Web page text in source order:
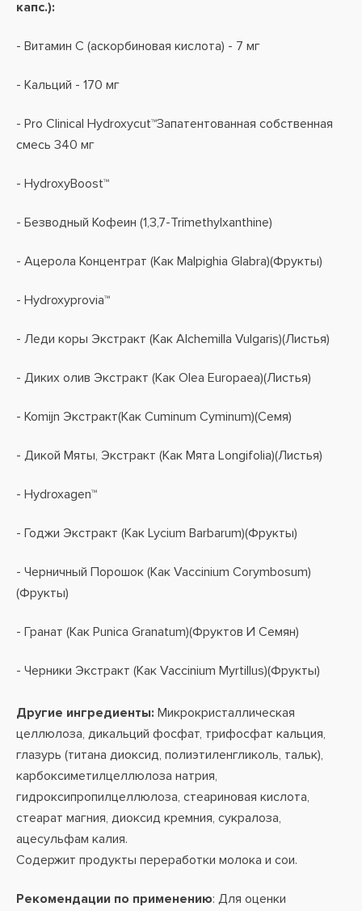
капс.):
- Витамин С (аскорбиновая кислота) - 7 мг
- Кальций - 170 мг
- Pro Clinical Hydroxycut™Запатентованная собственная
смесь 340 мг
- HydroxyBoost™
- Безводный Кофеин (1,3,7-Trimethylxanthine)
- Ацерола Концентрат (Как Malpighia Glabra)(Фрукты)
- Hydroxyprovia™
- Леди коры Экстракт (Как Alchemilla Vulgaris)(Листья)
- Диких олив Экстракт (Как Olea Europaea)(Листья)
- Komijn Экстракт(Как Cuminum Cyminum)(Семя)
- Дикой Мяты, Экстракт (Как Мята Longifolia)(Листья)
- Hydroxagen™
- Годжи Экстракт (Как Lycium Barbarum)(Фрукты)
- Черничный Порошок (Как Vaccinium Corymbosum)
(Фрукты)
- Гранат (Как Punica Granatum)(Фруктов И Семян)
- Черники Экстракт (Как Vaccinium Myrtillus)(Фрукты)
Другие ингредиенты: Микрокристаллическая
целлюлоза, дикальций фосфат, трифосфат кальция,
глазурь (титана диоксид, полиэтиленгликоль, тальк),
карбоксиметилцеллюлоза натрия,
гидроксипропилцеллюлоза, стеариновая кислота,
стеарат магния, диоксид кремния, сукралоза,
ацесульфам калия.
Содержит продукты переработки молока и сои.
Рекомендации по применению: Для оценки